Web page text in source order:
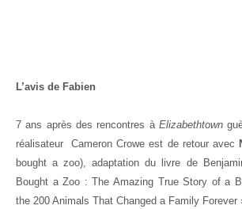
L’avis de Fabien
7 ans après des rencontres à Elizabethtown
réalisateur Cameron Crowe est de retour avec
bought a zoo), adaptation du livre de
Bought a Zoo : The Amazing True Story of a
the 200 Animals That Changed a Family Forever